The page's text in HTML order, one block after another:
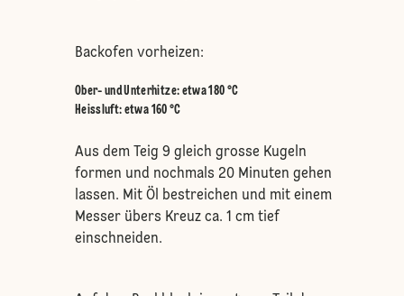
Backofen vorheizen:
Ober- und Unterhitze: etwa 180 °C
Heissluft: etwa 160 °C
Aus dem Teig 9 gleich grosse Kugeln
formen und nochmals 20 Minuten gehen
lassen. Mit Öl bestreichen und mit einem
Messer übers Kreuz ca. 1 cm tief
einschneiden.